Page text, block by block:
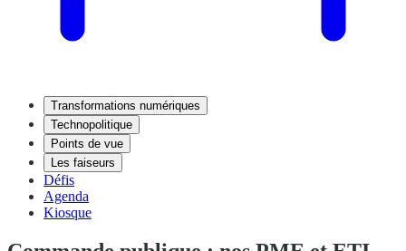
Transformations numériques
Technopolitique
Points de vue
Les faiseurs
Défis
Agenda
Kiosque